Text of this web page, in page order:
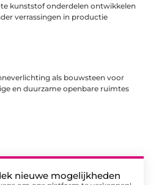
kunststof onderdelen ontwikkelen
verrassingen in productie
als bouwsteen voor
en duurzame openbare ruimtes
nieuwe mogelijkheden